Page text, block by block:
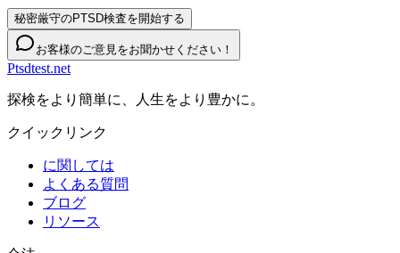
秘密厳守のPTSD検査を開始する
お客様のご意見をお聞かせください！
Ptsdtest.net
探検をより簡単に、人生をより豊かに。
クイックリンク
に関しては
よくある質問
ブログ
リソース